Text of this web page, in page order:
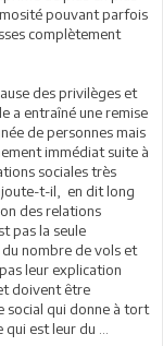
pouvant parfois
complètement
des privilèges et
a entraîné une remise
de personnes mais
immédiat suite à
sociales très
t-il, en dit long
des relations
pas la seule
nombre de vols et
leur explication
doivent être
social qui donne à tort
est leur du …